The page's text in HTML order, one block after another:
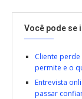
Você pode se
Cliente
permite e o
Entrevista
passar